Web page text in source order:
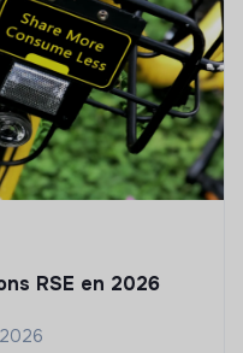
RSE en 2026